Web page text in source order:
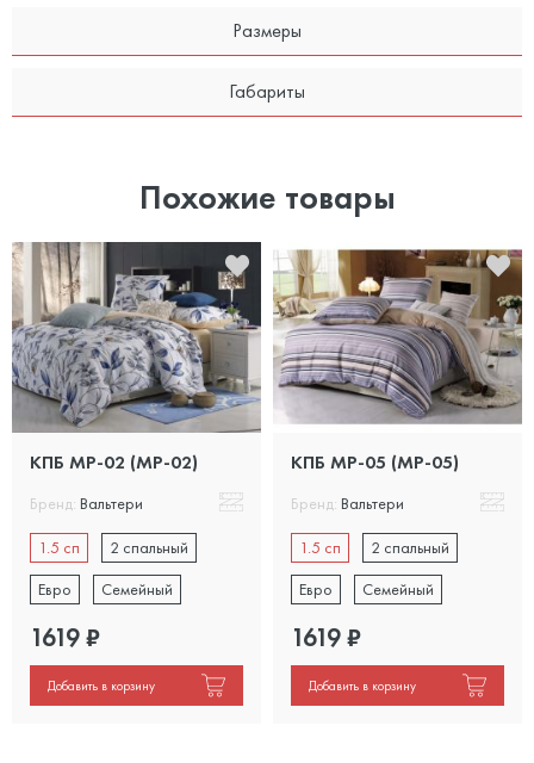
Размеры
Габариты
Похожие товары
КПБ MP-02 (MP-02)
Бренд: Вальтери
1.5 сп
2 спальный
Евро
Семейный
1619₽
Добавить в корзину
КПБ MP-05 (MP-05)
Бренд: Вальтери
1.5 сп
2 спальный
Евро
Семейный
1619₽
Добавить в корзину